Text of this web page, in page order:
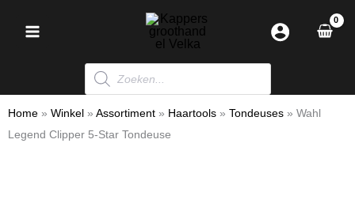
Producten
zoeken
Home » Winkel » Assortiment » Haartools » Tondeuses » Wahl
Legend Clipper 5-Star Tondeuse